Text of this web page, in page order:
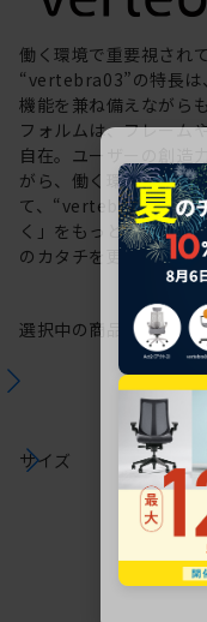
働く環境で重要視され
“vertebra03”の特長は
機能を兼ね備えながら
フォルムは、フレーム
自在。ユーザーの創造
がら、働く環境や個人
て、“vertebra03”をア
く」をもっと自由に。
のカタチを更新してい
選択中の商品情報保証
サイズ